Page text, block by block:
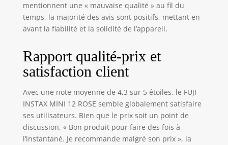
mentionnent une « mauvaise qualité » au fil du
temps, la majorité des avis sont positifs, mettant en
avant la fiabilité et la solidité de l’appareil.
Rapport qualité-prix et
satisfaction client
Avec une note moyenne de 4,3 sur 5 étoiles, le FUJI
INSTAX MINI 12 ROSE semble globalement satisfaire
ses utilisateurs. Bien que le prix soit un point de
discussion, « Bon produit pour faire des fois à
l’instantané. Je recommande malgré son prix », la